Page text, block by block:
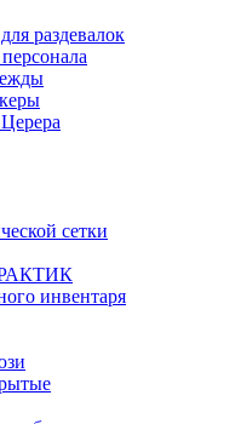
раздевалок
сетки
инвентаря